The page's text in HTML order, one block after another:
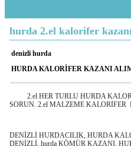
hurda 2.el kalorifer
denizli hurda
HURDA KALORİFER KAZANI
2.el HER TURLU HURDA
SORUN. 2.el MALZEME
DENİZLİ HURDACILIK, HURDA
DENİZLİ, hurda KÖMÜR KAZANI,